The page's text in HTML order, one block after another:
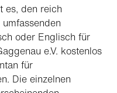
es, den reich
oder Englisch für
e.V. kostenlos
für
Die einzelnen